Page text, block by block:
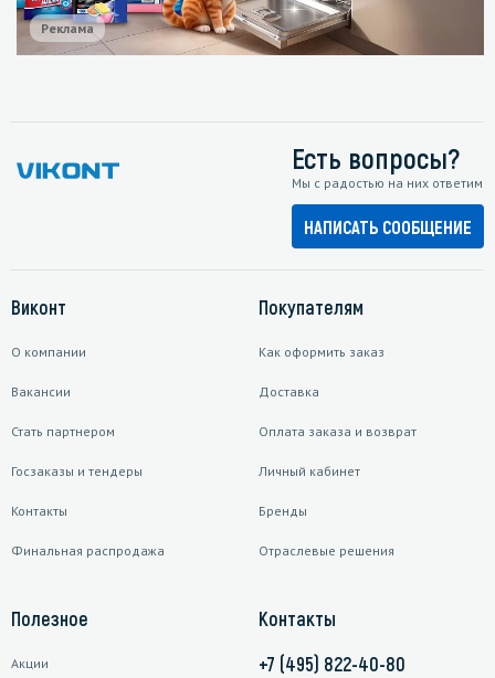
Реклама
Есть вопросы?
Мы с радостью на них ответим
НАПИСАТЬ СООБЩЕНИЕ
Виконт
О компании
Вакансии
Стать партнером
Госзаказы и тендеры
Контакты
Финальная распродажа
Покупателям
Как оформить заказ
Доставка
Оплата заказа и возврат
Личный кабинет
Бренды
Отраслевые решения
Полезное
Акции
Контакты
+7 (495) 822-40-80